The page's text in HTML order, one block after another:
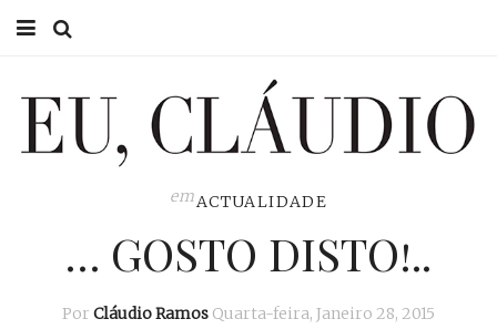
EU CLÁUDIO
emACTUALIDADE
… GOSTO DISTO!..
Por Cláudio Ramos Quarta-feira, Janeiro 28, 2015